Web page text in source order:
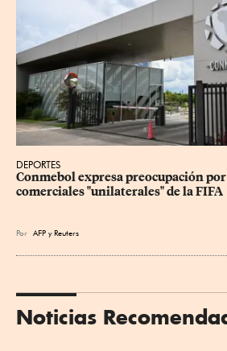
DEPORTES
Conmebol expresa preocupación
comerciales "unilaterales" de la FIFA
Por AFP yReuters
Noticias